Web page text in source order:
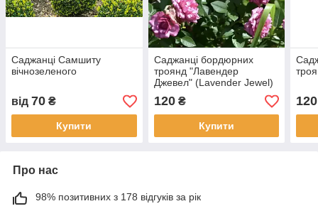
Саджанці Самшиту
вічнозеленого
від 70 ₴
Купити
Саджанці бордюрних
троянд "Лавендер
Джевел" (Lavender Jewel)
120₴
Купити
120
Про нас
98% позитивних з 178 відгуків за рік